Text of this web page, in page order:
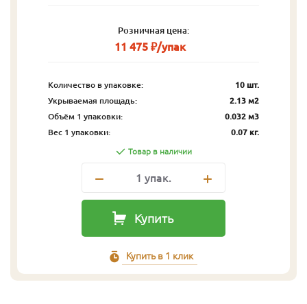
Розничная цена:
11 475 ₽/упак
Количество в упаковке:
10 шт.
Укрываемая площадь:
2.13 м2
Объём 1 упаковки:
0.032 м3
Вес 1 упаковки:
0.07 кг.
Товар в наличии
1 упак.
Купить
Купить в 1 клик